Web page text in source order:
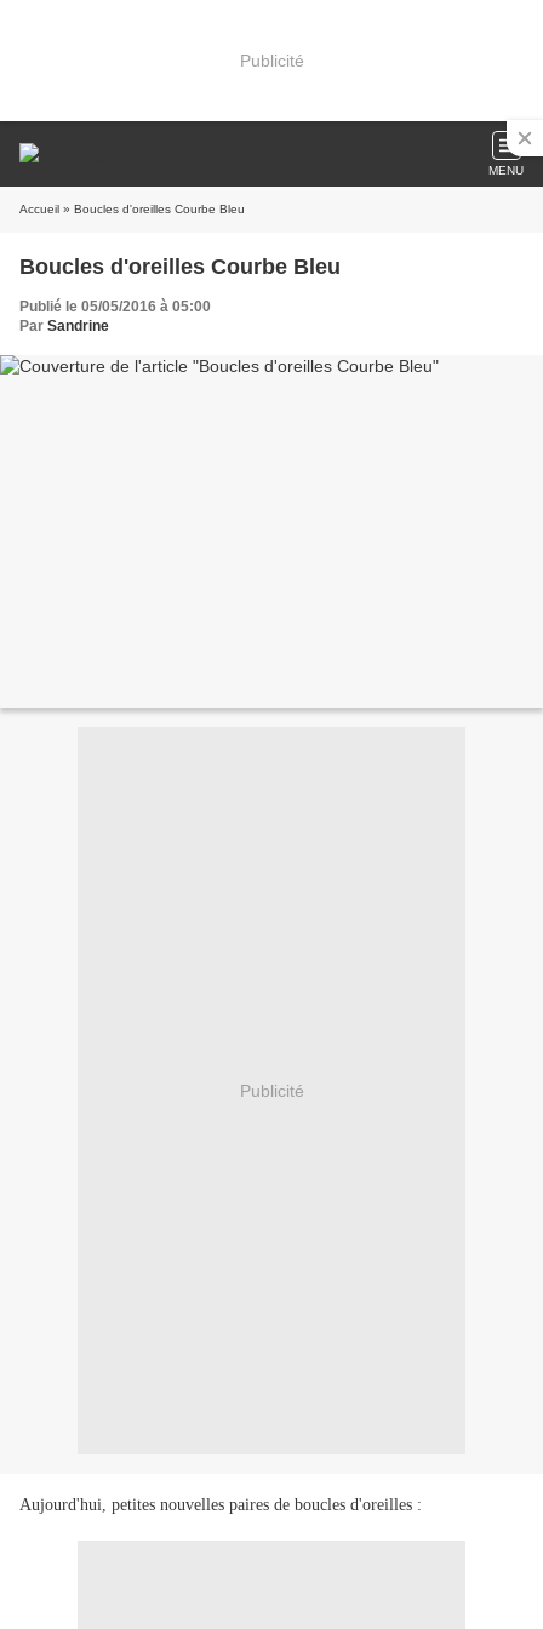
Publicité
MENU
Accueil » Boucles d'oreilles Courbe Bleu
Boucles d'oreilles Courbe Bleu
Publié le 05/05/2016 à 05:00
Par Sandrine
Publicité
Aujourd'hui, petites nouvelles paires de boucles d'oreilles :